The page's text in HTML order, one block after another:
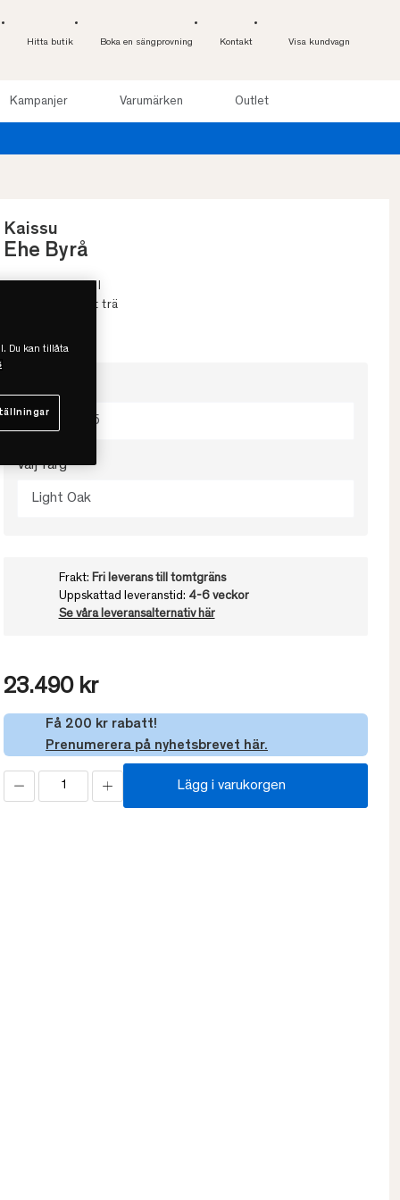
Hitta butik Boka en sängprovning Kontakt Visa kundvagn
Kampanjer Varumärken Outlet
Kaissu
Ehe Byrå
• Multifunktionell
• FSC Certifierat trä
120x40x75
Välj färg
Light Oak
Frakt: Fri leverans till tomtgräns
Uppskattad leveranstid: 4-6 veckor
Se våra leveransalternativ här
23.490 kr
Få 200 kr rabatt!
Prenumerera på nyhetsbrevet här.
Lägg i varukorgen
Du kan tillåta